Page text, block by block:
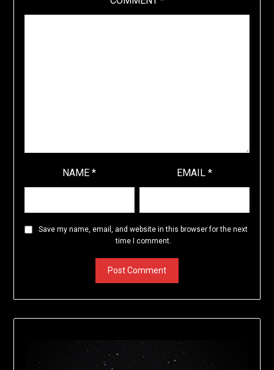
NAME* EMAIL*
Save my name, email, and website in this browser for the next
time I comment.